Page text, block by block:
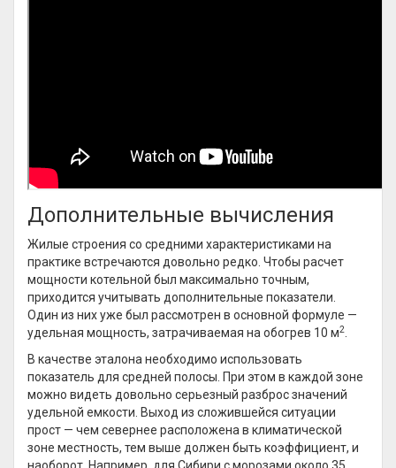
Дополнительные вычисления
Жилые строения со средними характеристиками на
практике встречаются довольно редко. Чтобы расчет
мощности котельной был максимально точным,
приходится учитывать дополнительные показатели.
Один из них уже был рассмотрен в основной формуле —
удельная мощность, затрачиваемая на обогрев 10 м2
В качестве эталона необходимо использовать
показатель для средней полосы. При этом в каждой зоне
можно видеть довольно серьезный разброс значений
удельной емкости. Выход из сложившейся ситуации
прост — чем севернее расположена в климатической
зоне местность, тем выше должен быть коэффициент, и